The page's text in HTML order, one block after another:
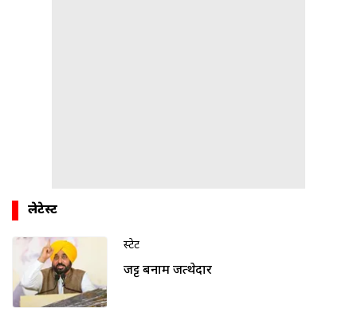
लेटेस्ट
स्टेट
जट्ट बनाम जत्थेदार